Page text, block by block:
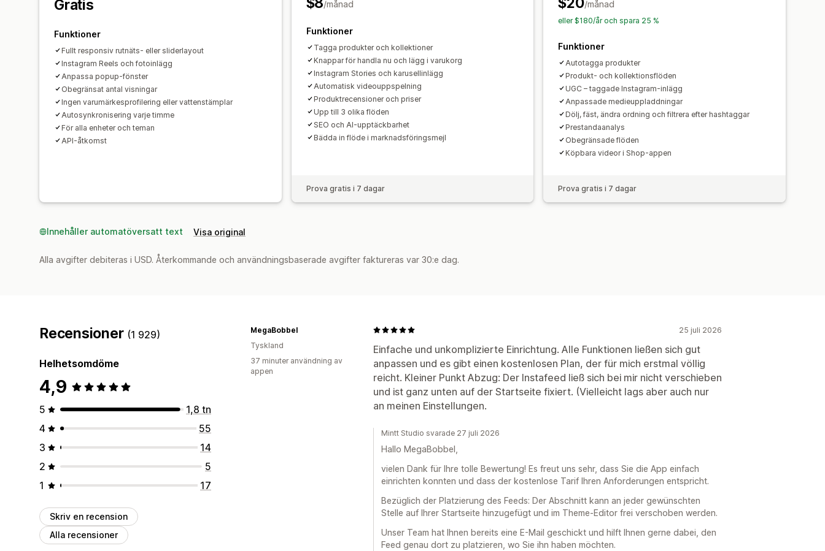
Gratis
Funktioner
Fullt responsiv rutnäts- eller sliderlayout
Instagram Reels och fotoinlägg
Anpassa popup-fönster
Obegränsat antal visningar
Ingen varumärkesprofilering eller vattenstämplar
Autosynkronisering varje timme
För alla enheter och teman
API-åtkomst
/månad
Funktioner
Tagga produkter och kollektioner
Knappar för handla nu och lägg i varukorg
Instagram Stories och karusellinlägg
Automatisk videouppspelning
Produktrecensioner och priser
Upp till 3 olika flöden
SEO och AI-upptäckbarhet
Bädda in flöde i marknadsföringsmejl
Prova gratis i 7 dagar
/månad
eller $180/år och spara 25 %
Funktioner
Autotagga produkter
Produkt- och kollektionsflöden
UGC – taggade Instagram-inlägg
Anpassade medieuppladdningar
Dölj, fäst, ändra ordning och filtrera efter hashtaggar
Prestandaanalys
Obegränsade flöden
Köpbara videor i Shop-appen
Prova gratis i 7 dagar
Innehåller automatöversatt text Visa original
Alla avgifter debiteras i USD. Återkommande och användningsbaserade avgifter faktureras var 30:e dag.
Recensioner (1 929)
Helhetsomdöme
4,9
5
1,8 tn
4
55
3
14
2
5
1
17
Skriv en recension
Alla recensioner
25 juli 2026
Einfache und unkomplizierte Einrichtung. Alle Funktionen ließen sich gut
anpassen und es gibt einen kostenlosen Plan, der für mich erstmal völlig
reicht. Kleiner Punkt Abzug: Der Instafeed ließ sich bei mir nicht verschieben
und ist ganz unten auf der Startseite fixiert. (Vielleicht lags aber auch nur
an meinen Einstellungen.
MegaBobbel
Tyskland
37 minuter användning av
appen
Mintt Studio svarade 27 juli 2026
Hallo MegaBobbel,
vielen Dank für Ihre tolle Bewertung! Es freut uns sehr, dass Sie die App einfach
einrichten konnten und dass der kostenlose Tarif Ihren Anforderungen entspricht.
Bezüglich der Platzierung des Feeds: Der Abschnitt kann an jeder gewünschten
Stelle auf Ihrer Startseite hinzugefügt und im Theme-Editor frei verschoben werden.
Unser Team hat Ihnen bereits eine E-Mail geschickt und hilft Ihnen gerne dabei, den
Feed genau dort zu platzieren, wo Sie ihn haben möchten.